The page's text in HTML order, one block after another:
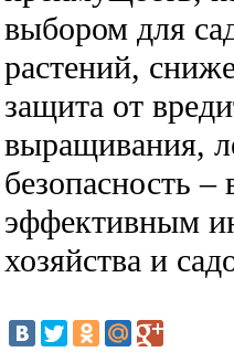
выбором для
растений,
защита от
выращивания,
безопасность –
эффективным
хозяйства и